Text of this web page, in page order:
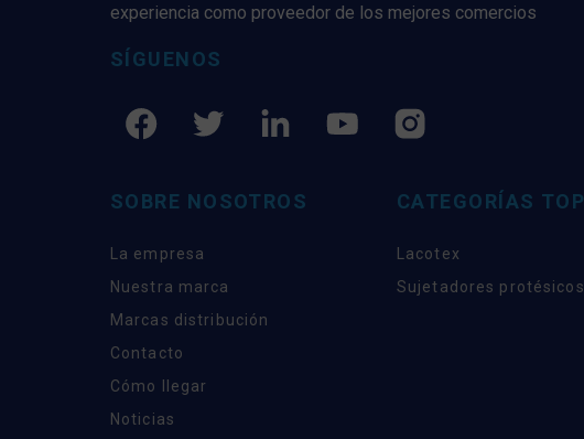
experiencia como proveedor de los mejores comercios
SÍGUENOS
SOBRE NOSOTROS
La empresa
Nuestra marca
Marcas distribución
Contacto
Cómo llegar
Noticias
CATEGORÍAS TOP
Lacotex
Sujetadores protésicos